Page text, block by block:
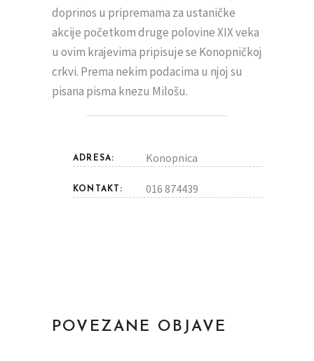
doprinos u pripremama za ustaničke
akcije početkom druge polovine XIX veka
u ovim krajevima pripisuje se Konopničkoj
crkvi. Prema nekim podacima u njoj su
pisana pisma knezu Milošu.
ADRESA: Konopnica
KONTAKT: 016 874439
POVEZANE OBJAVE